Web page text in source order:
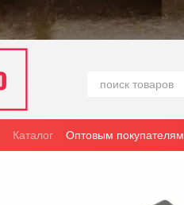
Каталог Оптовым покупателям
Договор оферты